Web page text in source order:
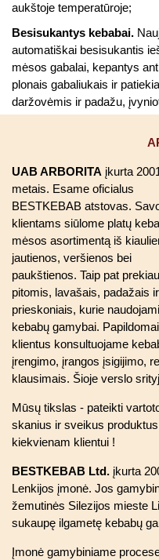
aukštoje temperatūroje;
Besisukantys kebabai.
automatiškai besisukantis
mėsos gabalai, kepantys
plonais gabaliukais ir
daržovėmis ir padažu,
UAB ARBORITA įkurta
metais. Esame oficialus
BESTKEBAB atstovas.
klientams siūlome platų
mėsos asortimentą iš
jautienos, veršienos bei
paukštienos. Taip pat
pitomis, lavašais, padažais ir
prieskoniais, kurie naudojami
kebabų gamybai.
klientus konsultuojame
įrengimo, įrangos įsigijimo,
klausimais. Šioje verslo
Mūsų tikslas - pateikti
skanius ir sveikus
kiekvienam klientui !
BESTKEBAB Ltd. įkurta
Lenkijos įmonė. Jos
žemutinės Silezijos mieste
sukaupę ilgametę kebabų
Įmonė gamybiniame